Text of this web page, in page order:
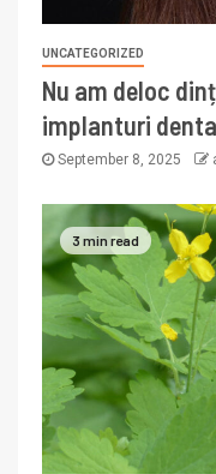
UNCATEGORIZED
Nu am deloc
implanturi
September 8, 2025
3 min read